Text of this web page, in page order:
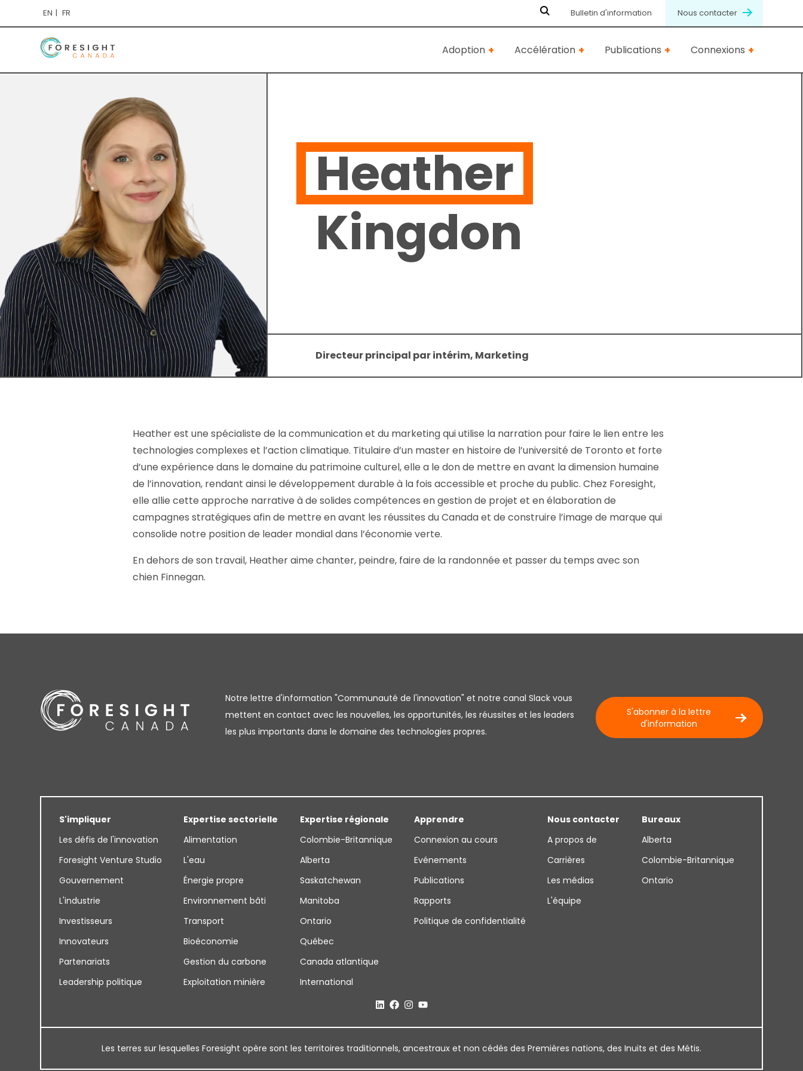
EN FR Bulletin d'information Nous contacter
Adoption Accélération Publications Connexions
Heather
Kingdon
Directeur principal par intérim, Marketing
Heather est une spécialiste de la communication et du marketing qui utilise la narration pour faire le lien entre les
technologies complexes et l’action climatique. Titulaire d’un master en histoire de l’université de Toronto et forte
d’une expérience dans le domaine du patrimoine culturel, elle a le don de mettre en avant la dimension humaine
de l’innovation, rendant ainsi le développement durable à la fois accessible et proche du public. Chez Foresight,
elle allie cette approche narrative à de solides compétences en gestion de projet et en élaboration de
campagnes stratégiques afin de mettre en avant les réussites du Canada et de construire l’image de marque qui
consolide notre position de leader mondial dans l’économie verte.
En dehors de son travail, Heather aime chanter, peindre, faire de la randonnée et passer du temps avec son
chien Finnegan.
Notre lettre d'information "Communauté de l'innovation" et notre canal Slack vous
mettent en contact avec les nouvelles, les opportunités, les réussites et les leaders
les plus importants dans le domaine des technologies propres.
S'abonner à la lettre
d'information
S'impliquer
Les défis de l'innovation
Foresight Venture Studio
Gouvernement
L'industrie
Investisseurs
Innovateurs
Partenariats
Leadership politique
Expertise sectorielle
Alimentation
L'eau
Énergie propre
Environnement bâti
Transport
Bioéconomie
Gestion du carbone
Exploitation minière
Expertise régionale
Colombie-Britannique
Alberta
Saskatchewan
Manitoba
Ontario
Québec
Canada atlantique
International
Apprendre
Connexion au cours
Evénements
Publications
Rapports
Politique de confidentialité
Nous contacter
A propos de
Carrières
Les médias
L'équipe
Bureaux
Alberta
Colombie-Britannique
Ontario
Les terres sur lesquelles Foresight opère sont les territoires traditionnels, ancestraux et non cédés des Premières nations, des Inuits et des Métis.